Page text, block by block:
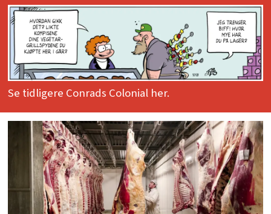
Se tidligere Conrads Colonial her.